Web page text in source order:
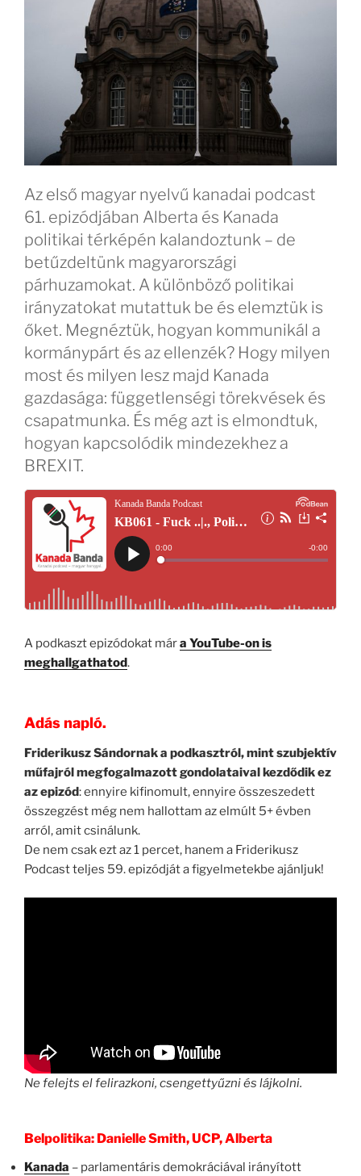
Az első magyar nyelvű kanadai podcast
61. epizódjában Alberta és Kanada
politikai térképén kalandoztunk – de
betűzdeltünk magyarországi
párhuzamokat. A különböző politikai
irányzatokat mutattuk be és elemztük is
őket. Megnéztük, hogyan kommunikál a
kormánypárt és az ellenzék? Hogy milyen
most és milyen lesz majd Kanada
gazdasága: függetlenségi törekvések és
csapatmunka. És még azt is elmondtuk,
hogyan kapcsolódik mindezekhez a
BREXIT.
A podkaszt epizódokat mára YouTube-on is
meghallgathatod.
Adás napló.
Friderikusz Sándornak a podkasztról, mint szubjektív
műfajról megfogalmazott gondolataival kezdődik ez
az epizód: ennyire kifinomult, ennyire összeszedett
összegzést még nem hallottam az elmúlt 5+ évben
arról, amit csinálunk.
De nem csak ezt az 1 percet, hanem a Friderikusz
Podcast teljes 59. epizódját a figyelmetekbe ajánljuk!
Ne felejts el felirazkoni, csengettyűzni és lájkolni.
Belpolitika: Danielle Smith, UCP, Alberta
Kanada – parlamentáris demokráciával irányított